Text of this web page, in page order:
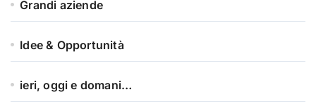
Grandi aziende
Idee & Opportunità
ieri, oggi e domani…